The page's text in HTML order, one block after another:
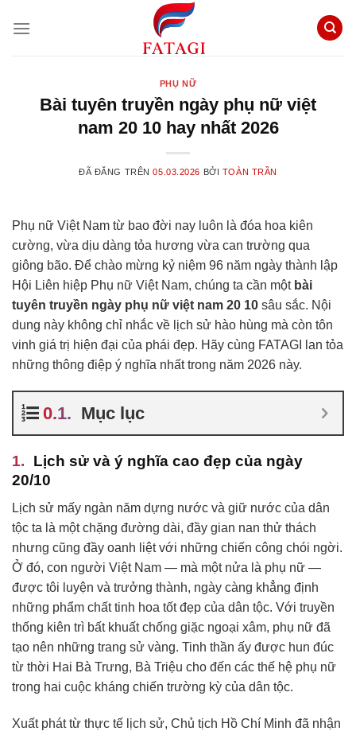
đến
PHỤ NỮ
Bài tuyên truyền ngày phụ nữ việt
nam 20 10 hay nhất 2026
ĐÃ ĐĂNG TRÊN05.03.2026 BỞI TOÀN TRẦN
Phụ nữ Việt Nam từ bao đời nay luôn là đóa hoa kiên
cường, vừa dịu dàng tỏa hương vừa can trường qua
giông bão. Để chào mừng kỷ niệm 96 năm ngày thành lập
Hội Liên hiệp Phụ nữ Việt Nam, chúng ta cần một bài
tuyên truyền ngày phụ nữ việt nam 20 10 sâu sắc. Nội
dung này không chỉ nhắc về lịch sử hào hùng mà còn tôn
vinh giá trị hiện đại của phái đẹp. Hãy cùng FATAGI lan tỏa
những thông điệp ý nghĩa nhất trong năm 2026 này.
Mục lục
Lịch sử và ý nghĩa cao đẹp của ngày
20/10
Lịch sử mấy ngàn năm dựng nước và giữ nước của dân
tộc ta là một chặng đường dài, đầy gian nan thử thách
nhưng cũng đầy oanh liệt với những chiến công chói ngời.
Ở đó, con người Việt Nam — mà một nửa là phụ nữ —
được tôi luyện và trưởng thành, ngày càng khẳng định
những phẩm chất tinh hoa tốt đẹp của dân tộc. Với truyền
thống kiên trì bất khuất chống giặc ngoại xâm, phụ nữ đã
tạo nên những trang sử vàng. Tinh thần ấy được hun đúc
từ thời Hai Bà Trưng, Bà Triệu cho đến các thế hệ phụ nữ
trong hai cuộc kháng chiến trường kỳ của dân tộc.
Xuất phát từ thực tế lịch sử, Chủ tịch Hồ Chí Minh đã nhận